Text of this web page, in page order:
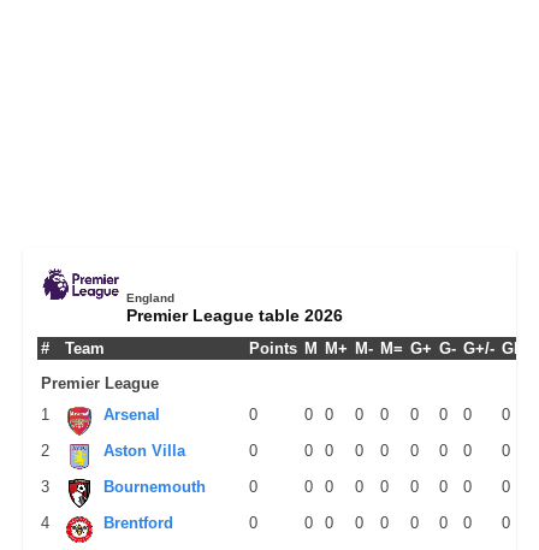
England
Premier League table 2026
# Team Points M M+ M- M= G+ G- G+/- GPM
Premier League
1
Arsenal 0 0 0 0 0 0 0 0
0
2
Aston Villa 0 0 0 0 0 0 0 0
0
3
Bournemouth 0 0 0 0 0 0 0 0
0
4
Brentford 0 0 0 0 0 0 0 0
0